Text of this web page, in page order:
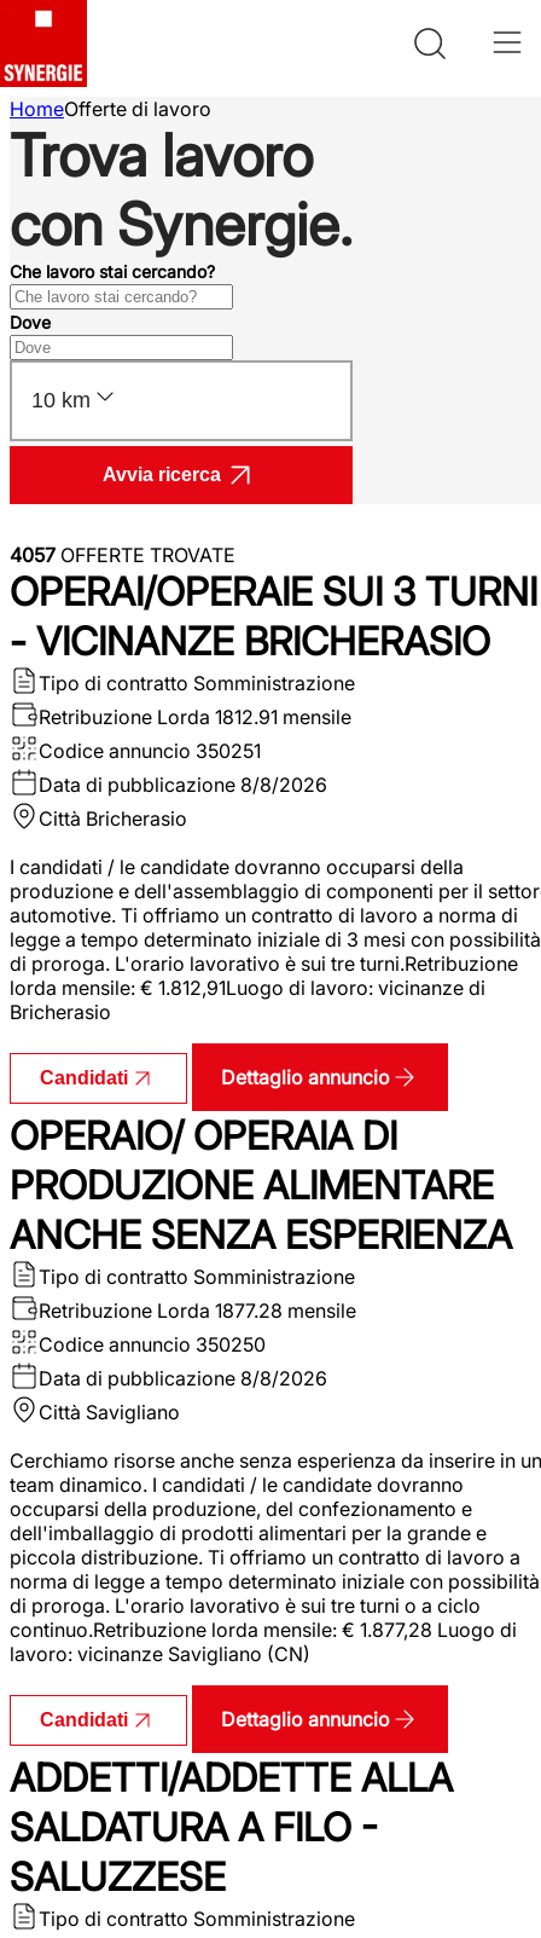
HomeOfferte di lavoro
Trova lavoro
con Synergie.
Che lavoro stai cercando?
Dove
10 km
Avvia ricerca
4057 OFFERTE TROVATE
OPERAI/OPERAIE SUI 3 TURNI
- VICINANZE BRICHERASIO
Tipo di contratto Somministrazione
Retribuzione Lorda 1812.91 mensile
Codice annuncio 350251
Data di pubblicazione 8/8/2026
Città Bricherasio
I candidati / le candidate dovranno occuparsi della
produzione e dell'assemblaggio di componenti per il
automotive. Ti offriamo un contratto di lavoro a norma di
legge a tempo determinato iniziale di 3 mesi con possibilità
di proroga. L'orario lavorativo è sui tre turni.Retribuzione
lorda mensile: € 1.812,91Luogo di lavoro: vicinanze di
Bricherasio
Candidati Dettaglio annuncio
OPERAIO/ OPERAIA DI
PRODUZIONE ALIMENTARE
ANCHE SENZA ESPERIENZA
Tipo di contratto Somministrazione
Retribuzione Lorda 1877.28 mensile
Codice annuncio 350250
Data di pubblicazione 8/8/2026
Città Savigliano
Cerchiamo risorse anche senza esperienza da inserire in un
team dinamico. I candidati / le candidate dovranno
occuparsi della produzione, del confezionamento e
dell'imballaggio di prodotti alimentari per la grande e
piccola distribuzione. Ti offriamo un contratto di lavoro a
norma di legge a tempo determinato iniziale con possibilità
di proroga. L'orario lavorativo è sui tre turni o a ciclo
continuo.Retribuzione lorda mensile: € 1.877,28 Luogo di
lavoro: vicinanze Savigliano (CN)
Candidati Dettaglio annuncio
ADDETTI/ADDETTE ALLA
SALDATURA A FILO -
SALUZZESE
Tipo di contratto Somministrazione